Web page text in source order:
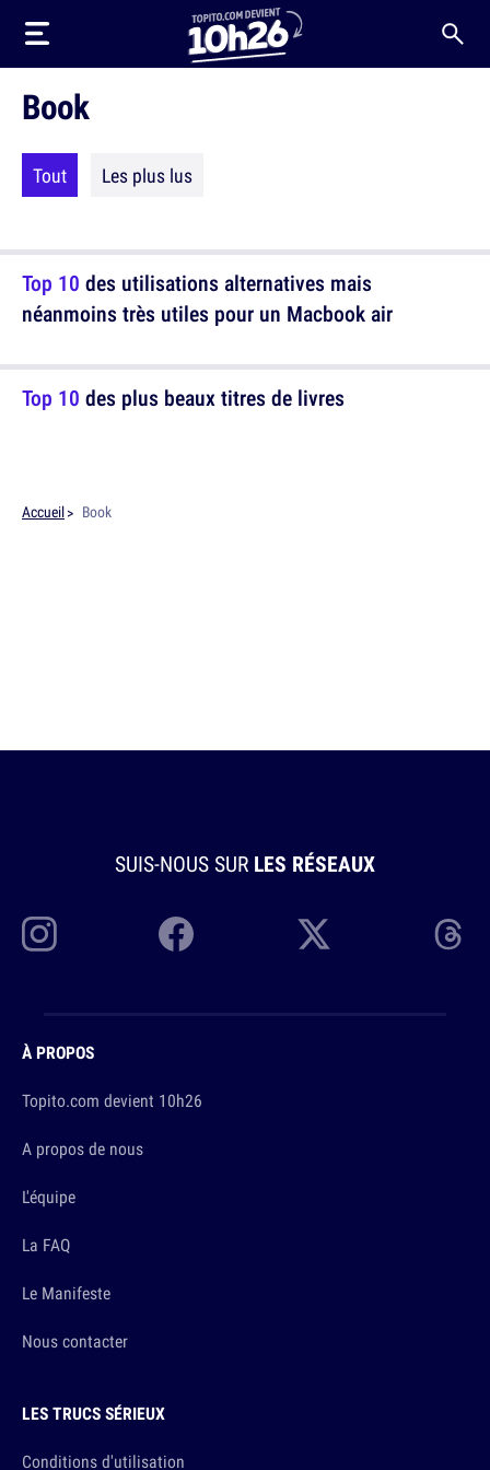
Book
Tout Les plus lus
Top 10 des utilisations alternatives mais
néanmoins très utiles pour un Macbook air
Top 10 des plus beaux titres de livres
Accueil Book
SUIS-NOUS SUR LES RÉSEAUX
À PROPOS
Topito.com devient 10h26
A propos de nous
L'équipe
La FAQ
Le Manifeste
Nous contacter
LES TRUCS SÉRIEUX
Conditions d'utilisation